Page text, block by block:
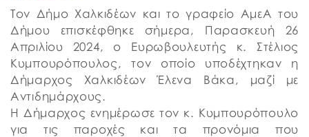
Τον Δήμο Χαλκιδέων και το γραφείο ΑμεΑ του
Δήμου επισκέφθηκε σήμερα, Παρασκευή 26
Απριλίου 2024, ο Ευρωβουλευτής κ. Στέλιος
Κυμπουρόπουλος, τον οποίο υποδέχτηκαν η
Δήμαρχος Χαλκιδέων Έλενα Βάκα, μαζί με
Αντιδημάρχους.
Η Δήμαρχος ενημέρωσε τον κ. Κυμπουρόπουλο
για τις παροχές και τα προνόμια που